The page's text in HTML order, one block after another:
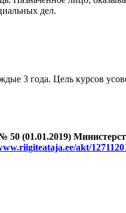
дел.
3 года. Цель курсов
50 (01.01.2019)
akt/